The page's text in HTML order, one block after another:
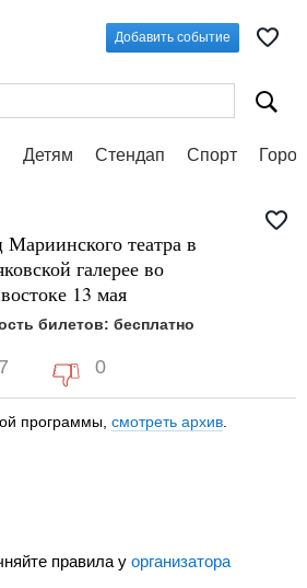
Добавить событие
Детям Стендап Спорт
театра в
галерее во
13 мая
билетов: бесплатно
7 0
программы, смотреть архив
правила у организатора